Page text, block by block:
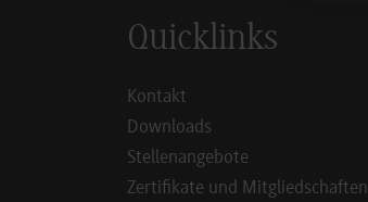
Quicklinks
Kontakt
Downloads
Stellenangebote
Zertifikate und Mitgliedschaften